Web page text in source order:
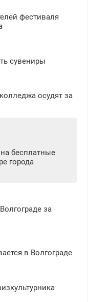
фестиваля
сувениры
осудят за
бесплатные
города
за
в Волгограде